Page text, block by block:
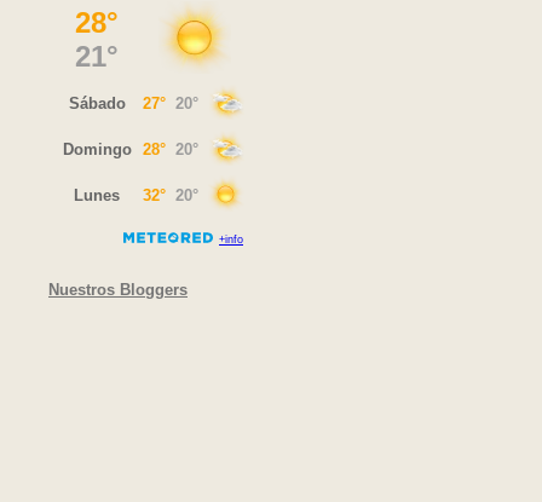
Nuestros Bloggers